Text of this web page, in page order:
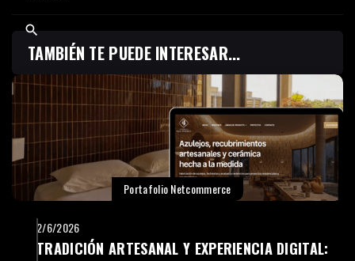
TAMBIÉN TE PUEDE INTERESAR...
Portafolio Netcommerce
2/6/2026
TRADICIÓN ARTESANAL Y EXPERIENCIA DIGITAL: